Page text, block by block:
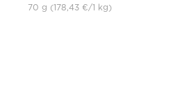
70 g (178,43 €/1 kg)